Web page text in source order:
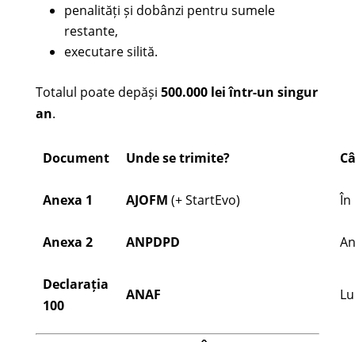
penalități și dobânzi pentru sumele
restante,
executare silită.
Totalul poate depăși 500.000 lei într-un singur
an.
Document Unde se trimite?
Anexa 1 AJOFM (+ StartEvo) În
Anexa 2 ANPDPD
Declarația
100
ANAF